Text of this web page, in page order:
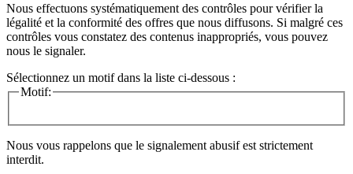
Nous effectuons systématiquement des contrôles pour vérifier la
légalité et la conformité des offres que nous diffusons. Si malgré ces
contrôles vous constatez des contenus inappropriés, vous pouvez
nous le signaler.
Sélectionnez un motif dans la liste ci-dessous :
Motif:
Nous vous rappelons que le signalement abusif est strictement
interdit.